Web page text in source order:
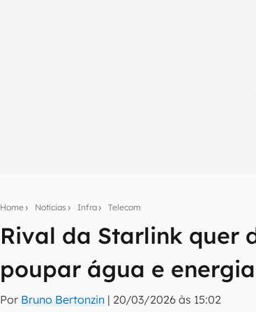
Home Notícias Infra Telecom
Rival da Starlink quer
poupar água e
Por Bruno Bertonzin | 20/03/2026 às 15:02
Assine a newsletter do Canaltech e receba
E-mail